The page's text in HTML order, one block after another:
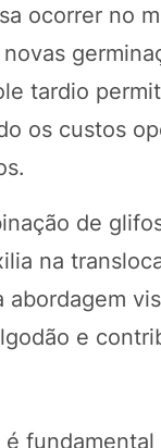
ocorrer no
tardio
os custos
de
na
e